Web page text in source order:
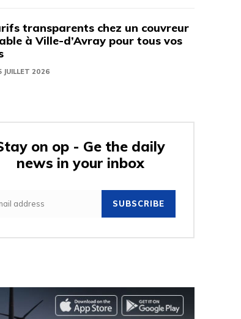
transparents chez un couvreur
à Ville-d’Avray pour tous vos
JUILLET 2026
on op - Ge the daily
news in your inbox
SUBSCRIBE